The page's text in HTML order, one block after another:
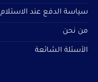
سياسة الدفع عند الاستلام
من نحن
الأسئلة الشائعة